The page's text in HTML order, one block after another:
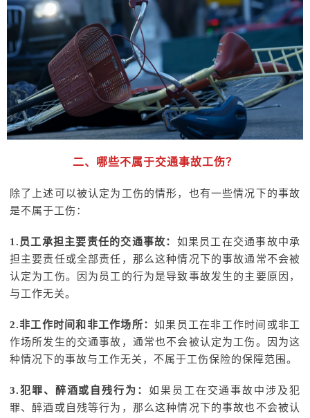
二、哪些不属于交通事故工伤？
除了上述可以被认定为工伤的情形，也有一些情况下的事故
是不属于工伤：
1.员工承担主要责任的交通事故： 如果员工在交通事故中承
担主要责任或全部责任，那么这种情况下的事故通常不会被
认定为工伤。因为员工的行为是导致事故发生的主要原因，
与工作无关。
2.非工作时间和非工作场所：如果员工在非工作时间或非工
作场所发生的交通事故，通常也不会被认定为工伤。因为这
种情况下的事故与工作无关，不属于工伤保险的保障范围。
3.犯罪、醉酒或自残行为： 如果员工在交通事故中涉及犯
罪、醉酒或自残等行为，那么这种情况下的事故也不会被认